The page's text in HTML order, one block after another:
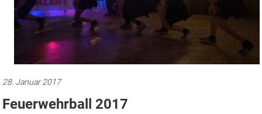
28. Januar 2017
Feuerwehrball 2017